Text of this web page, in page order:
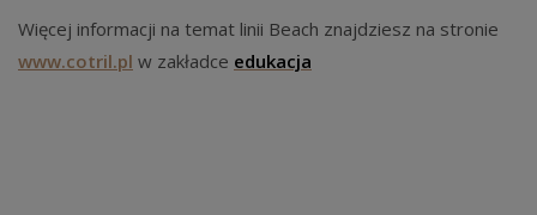
Więcej informacji na temat linii Beach znajdziesz na stronie
www.cotril.pl w zakładce edukacja